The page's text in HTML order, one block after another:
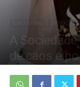
DESTAQUE
A
de caos e